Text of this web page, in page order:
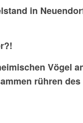
in
Vögel
rühren